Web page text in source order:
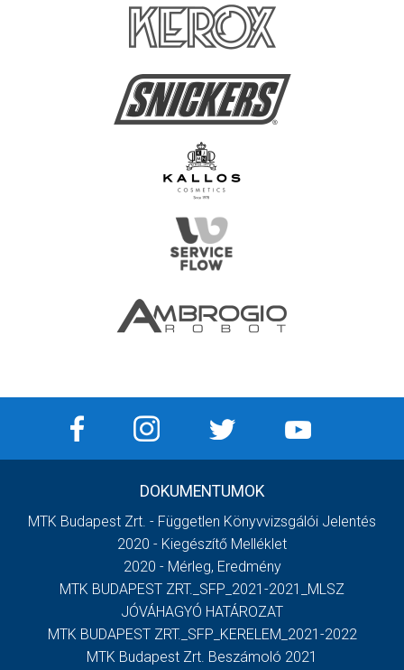
DOKUMENTUMOK
MTK Budapest Zrt. - Független Könyvvizsgálói Jelentés
2020 - Kiegészítő Melléklet
2020 - Mérleg, Eredmény
MTK BUDAPEST ZRT._SFP_2021-2021_MLSZ
JÓVÁHAGYÓ HATÁROZAT
MTK BUDAPEST ZRT._SFP_KERELEM_2021-2022
MTK Budapest Zrt. Beszámoló 2021